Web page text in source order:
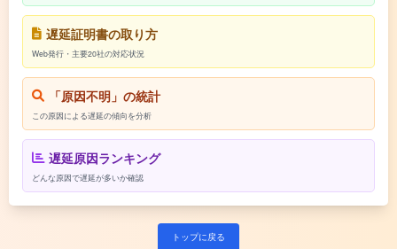
遅延証明書の取り方
Web発行・主要20社の対応状況
「原因不明」の統計
この原因による遅延の傾向を分析
遅延原因ランキング
どんな原因で遅延が多いか確認
トップに戻る